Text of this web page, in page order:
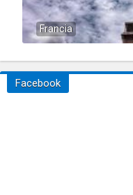
Francia
Facebook